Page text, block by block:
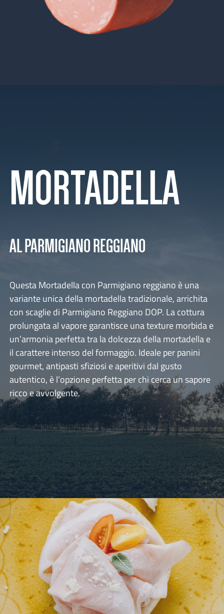
MORTADELLA
AL PARMIGIANO REGGIANO
Questa Mortadella con Parmigiano reggiano è una
variante unica della mortadella tradizionale, arrichita
con scaglie di Parmigiano Reggiano DOP. La cottura
prolungata al vapore garantisce una texture morbida e
un’armonia perfetta tra la dolcezza della mortadella e
il carattere intenso del formaggio. Ideale per panini
gourmet, antipasti sfiziosi e aperitivi dal gusto
autentico, è l’opzione perfetta per chi cerca un sapore
ricco e avvolgente.